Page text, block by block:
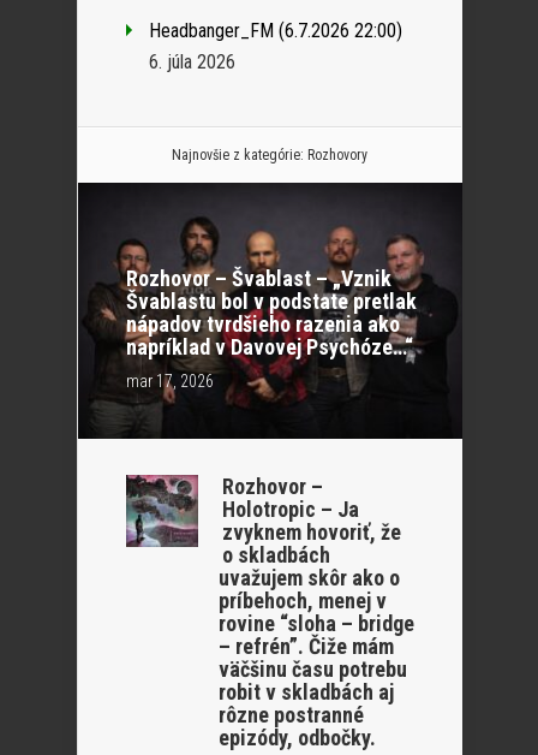
Headbanger_FM (6.7.2026 22:00)
6. júla 2026
Najnovšie z kategórie: Rozhovory
Rozhovor – Švablast – „Vznik
Švablastu bol v podstate pretlak
nápadov tvrdšieho razenia ako
napríklad v Davovej Psychóze…“
mar 17, 2026
Rozhovor –
Holotropic – Ja
zvyknem hovoriť, že
o skladbách
uvažujem skôr ako o
príbehoch, menej v
rovine “sloha – bridge
– refrén”. Čiže mám
väčšinu času potrebu
robit v skladbách aj
rôzne postranné
epizódy, odbočky.